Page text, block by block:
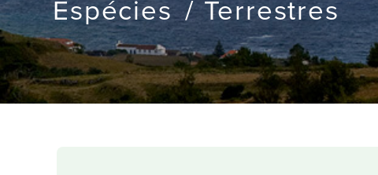
Espécies Terrestres